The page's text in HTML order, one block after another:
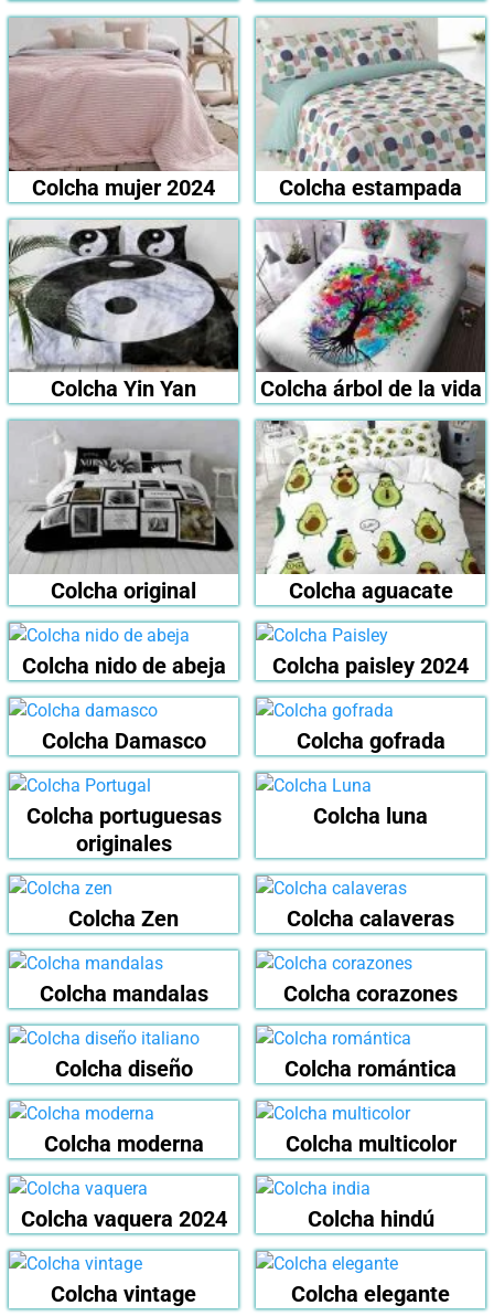
Colcha mujer 2024 Colcha estampada
Colcha Yin Yan Colcha árbol de la vida
Colcha original Colcha aguacate
Colcha nido de abeja Colcha paisley 2024
Colcha Damasco Colcha gofrada
Colcha portuguesas
originales
Colcha luna
Colcha Zen Colcha calaveras
Colcha mandalas Colcha corazones
Colcha diseño Colcha romántica
Colcha moderna Colcha multicolor
Colcha vaquera 2024 Colcha hindú
Colcha vintage Colcha elegante